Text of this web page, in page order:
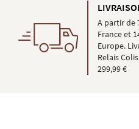
A partir de
France et
Europe.
Relais
299,99 €